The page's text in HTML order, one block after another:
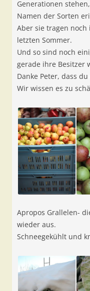
Generationen
Namen der Sorten
Aber sie tragen
letzten Sommer.
Und so sind noch
gerade ihre Besitzer
Danke Peter, dass
Wir wissen es zu
Apropos Grallelen-
wieder aus.
Schneegekühlt und